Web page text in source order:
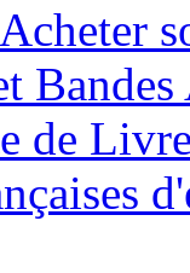
de